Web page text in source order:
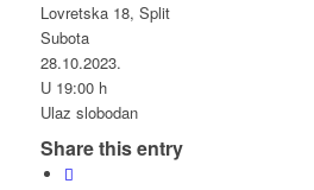
Lovretska 18, Split
Subota
28.10.2023.
U 19:00 h
Ulaz slobodan
Share this entry